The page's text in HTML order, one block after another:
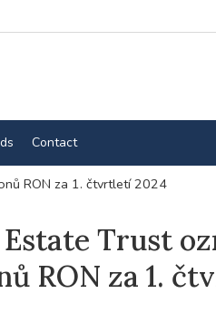
Contact
RON za 1. čtvrtletí 2024
Trust
RON za 1.